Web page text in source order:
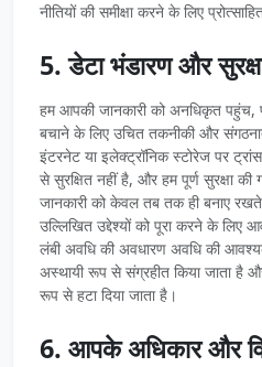
नीतियों की समीक्षा करने के लिए
5. डेटा भंडारण और
हम आपकी जानकारी को अनधिकृत पहुंच,
बचाने के लिए उचित तकनीकी और
इंटरनेट या इलेक्ट्रॉनिक स्टोरेज पर
से सुरक्षित नहीं है, और हम पूर्ण सुरक्षा
जानकारी को केवल तब तक ही बनाए
उल्लिखित उद्देश्यों को पूरा करने के लिए
लंबी अवधि की अवधारण अवधि की
अस्थायी रूप से संग्रहीत किया जाता है
रूप से हटा दिया जाता है।
6. आपके अधिकार और